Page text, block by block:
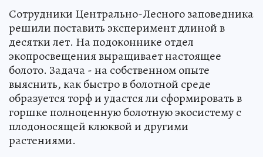
Сотрудники Центрально-Лесного заповедника
решили поставить эксперимент длиной в
десятки лет. На подоконнике отдел
экопросвещения выращивает настоящее
болото. Задача - на собственном опыте
выяснить, как быстро в болотной среде
образуется торф и удастся ли сформировать в
горшке полноценную болотную экосистему с
плодоносящей клюквой и другими
растениями.